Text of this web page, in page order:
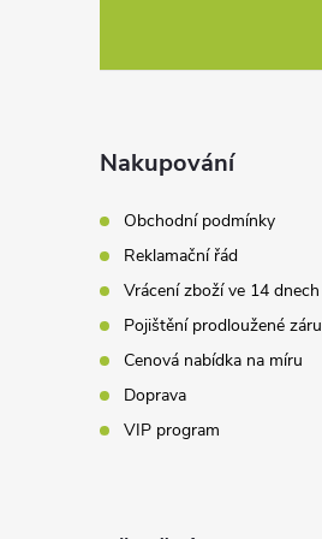
Nakupování
Obchodní podmínky
Reklamační řád
Vrácení zboží ve 14 dnech
Pojištění prodloužené
Cenová nabídka na míru
Doprava
VIP program